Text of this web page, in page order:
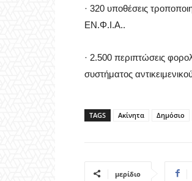
· 320 υποθέσεις
ΕΝ.Φ.Ι.Α..
· 2.500 περιπτώσεις
συστήματος
TAGS Ακίνητα Δημόσιο
μερίδιο